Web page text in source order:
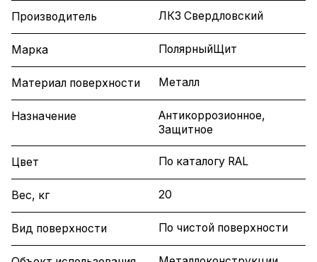
Производитель ЛКЗ Свердловский
Марка ПолярныйЩит
Материал поверхности Металл
Назначение
Антикоррозионное,
Защитное
Цвет По каталогу RAL
Вес, кг 20
Вид поверхности По чистой поверхности